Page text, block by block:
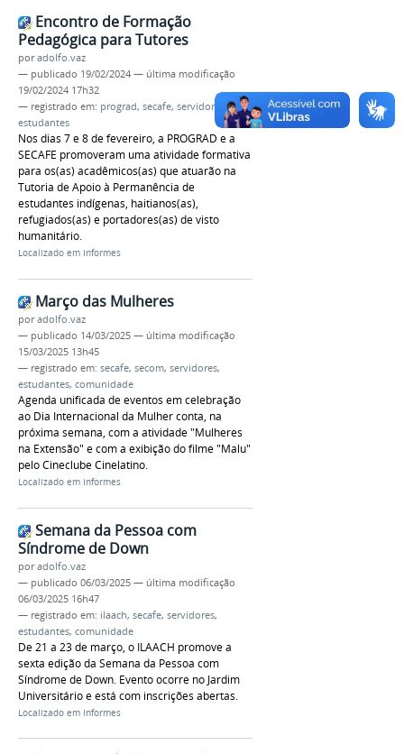
Encontro de Formação
Pedagógica para Tutores
poradolfo.vaz
— publicado 19/02/2024 — última modificação
19/02/2024 17h32
— registrado em: prograd, secafe, servidores
,
estudantes
Nos dias 7 e 8 de fevereiro, a PROGRAD e a
SECAFE promoveram uma atividade formativa
para os(as) acadêmicos(as) que atuarão na
Tutoria de Apoio à Permanência de
estudantes indígenas, haitianos(as),
refugiados(as) e portadores(as) de visto
humanitário.
Localizado em Informes
Março das Mulheres
poradolfo.vaz
— publicado 14/03/2025 — última modificação
15/03/2025 13h45
— registrado em: secafe, secom, servidores,
estudantes, comunidade
Agenda unificada de eventos em celebração
ao Dia Internacional da Mulher conta, na
próxima semana, com a atividade "Mulheres
na Extensão" e com a exibição do filme "Malu"
pelo Cineclube Cinelatino.
Localizado em Informes
Semana da Pessoa com
Síndrome de Down
poradolfo.vaz
— publicado 06/03/2025 — última modificação
06/03/2025 16h47
— registrado em: ilaach, secafe, servidores,
estudantes, comunidade
De 21 a 23 de março, o ILAACH promove a
sexta edição da Semana da Pessoa com
Síndrome de Down. Evento ocorre no Jardim
Universitário e está com inscrições abertas.
Localizado em Informes